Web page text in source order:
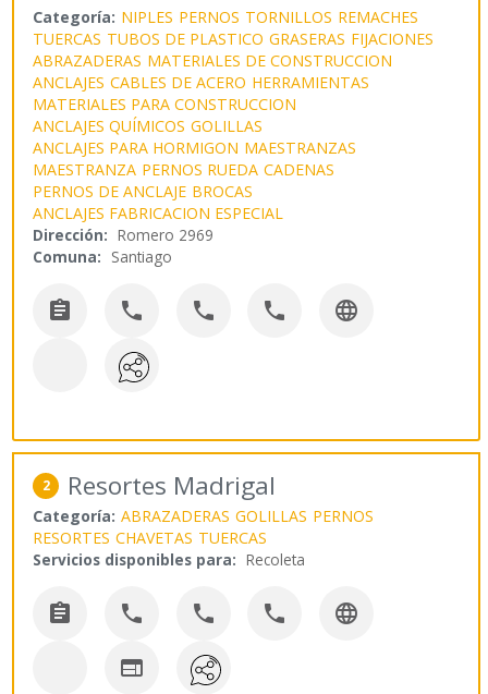
Categoría: NIPLES PERNOS TORNILLOS REMACHES
TUERCAS TUBOS DE PLASTICO GRASERAS FIJACIONES
ABRAZADERAS MATERIALES DE CONSTRUCCION
ANCLAJES CABLES DE ACERO HERRAMIENTAS
MATERIALES PARA CONSTRUCCION
ANCLAJES QUÍMICOS GOLILLAS
ANCLAJES PARA HORMIGON MAESTRANZAS
MAESTRANZA PERNOS RUEDA CADENAS
PERNOS DE ANCLAJE BROCAS
ANCLAJES FABRICACION ESPECIAL
Dirección: Romero 2969
Comuna: Santiago
    
2 Resortes Madrigal
Categoría: ABRAZADERAS GOLILLAS PERNOS
RESORTES CHAVETAS TUERCAS
Servicios disponibles para: Recoleta
    
